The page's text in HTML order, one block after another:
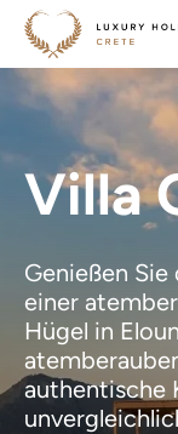
Villa
Genießen Sie
einer
Hügel in
authentische